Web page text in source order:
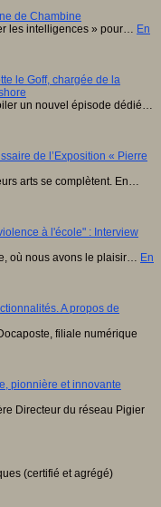
de Chambine
les intelligences » pour… En
le Goff, chargée de la
un nouvel épisode dédié…
de l’Exposition « Pierre
arts se complètent. En…
à l'école" : Interview
où nous avons le plaisir… En
A propos de
filiale numérique
pionnière et innovante
Directeur du réseau Pigier
(certifié et agrégé)